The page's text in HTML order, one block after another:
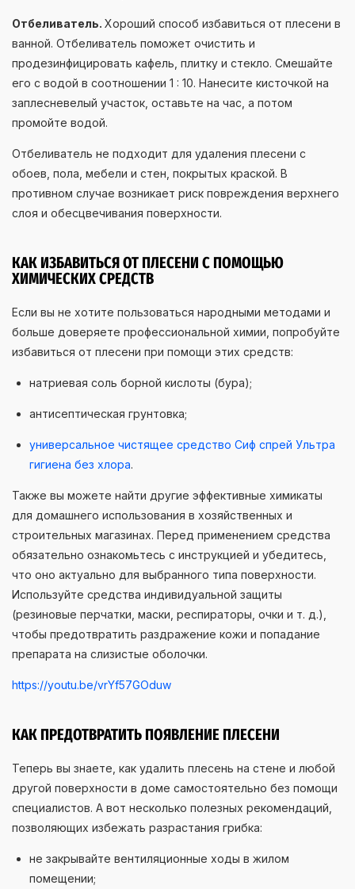
Отбеливатель. Хороший способ избавиться от плесени в
ванной. Отбеливатель поможет очистить и
продезинфицировать кафель, плитку и стекло. Смешайте
его с водой в соотношении 1 : 10. Нанесите кисточкой на
заплесневелый участок, оставьте на час, а потом
промойте водой.
Отбеливатель не подходит для удаления плесени с
обоев, пола, мебели и стен, покрытых краской. В
противном случае возникает риск повреждения верхнего
слоя и обесцвечивания поверхности.
КАК ИЗБАВИТЬСЯ ОТ ПЛЕСЕНИ С ПОМОЩЬЮ
ХИМИЧЕСКИХ СРЕДСТВ
Если вы не хотите пользоваться народными методами и
больше доверяете профессиональной химии, попробуйте
избавиться от плесени при помощи этих средств:
натриевая соль борной кислоты (бура);
антисептическая грунтовка;
универсальное чистящее средство Сиф спрей Ультра
гигиена без хлора.
Также вы можете найти другие эффективные химикаты
для домашнего использования в хозяйственных и
строительных магазинах. Перед применением средства
обязательно ознакомьтесь с инструкцией и убедитесь,
что оно актуально для выбранного типа поверхности.
Используйте средства индивидуальной защиты
(резиновые перчатки, маски, респираторы, очки и т. д.),
чтобы предотвратить раздражение кожи и попадание
препарата на слизистые оболочки.
https://youtu.be/vrYf57GOduw
КАК ПРЕДОТВРАТИТЬ ПОЯВЛЕНИЕ ПЛЕСЕНИ
Теперь вы знаете, как удалить плесень на стене и любой
другой поверхности в доме самостоятельно без помощи
специалистов. А вот несколько полезных рекомендаций,
позволяющих избежать разрастания грибка:
не закрывайте вентиляционные ходы в жилом
помещении;